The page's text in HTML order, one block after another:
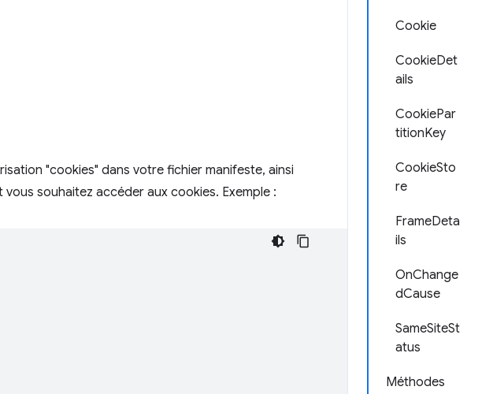
Cookie
CookieDet
ails
CookiePar
titionKey
CookieSto
re
FrameDeta
ils
OnChange
dCause
SameSiteSt
atus
Méthodes
"cookies" dans votre fichier manifeste, ainsi
souhaitez accéder aux cookies. Exemple :